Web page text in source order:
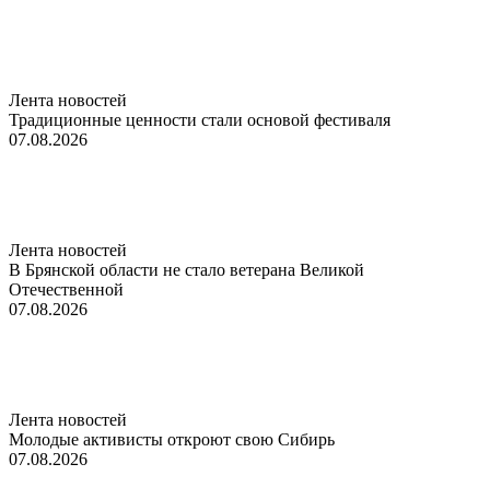
Лента новостей
Традиционные ценности стали основой фестиваля
07.08.2026
Лента новостей
В Брянской области не стало ветерана Великой
Отечественной
07.08.2026
Лента новостей
Молодые активисты откроют свою Сибирь
07.08.2026